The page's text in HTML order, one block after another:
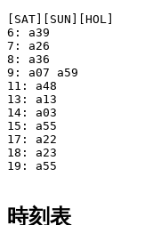
[SAT][SUN][HOL]
6: a39
7: a26
8: a36
9: a07 a59
11: a48
13: a13
14: a03
15: a55
17: a22
18: a23
19: a55
時刻表